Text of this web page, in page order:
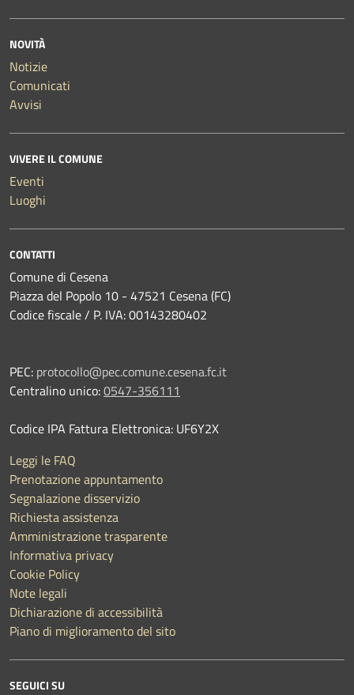
NOVITÀ
Notizie
Comunicati
Avvisi
VIVERE IL COMUNE
Eventi
Luoghi
CONTATTI
Comune di Cesena
Piazza del Popolo 10 - 47521 Cesena (FC)
Codice fiscale / P. IVA: 00143280402
PEC: protocollo@pec.comune.cesena.fc.it
Centralino unico:0547-356111
Codice IPA Fattura Elettronica: UF6Y2X
Leggi le FAQ
Prenotazione appuntamento
Segnalazione disservizio
Richiesta assistenza
Amministrazione trasparente
Informativa privacy
Cookie Policy
Note legali
Dichiarazione di accessibilità
Piano di miglioramento del sito
SEGUICI SU